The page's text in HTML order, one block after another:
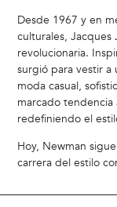
Desde 1967 y en
culturales, Jacques
revolucionaria.
surgió para vestir a
moda casual,
marcado
redefiniendo el
Hoy, Newman
carrera del estilo